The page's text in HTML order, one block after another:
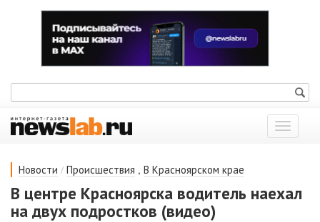
Показать
меню
Новости / Происшествия , В Красноярском крае
В центре Красноярска водитель наехал
на двух подростков (видео)